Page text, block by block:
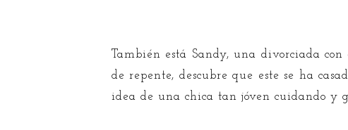
También está Sandy, una divorciada
de repente, descubre que este se ha
idea de una chica tan jóven cuidando y